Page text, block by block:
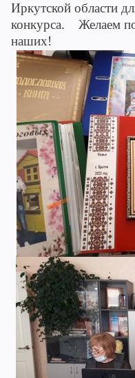
Иркутской области
конкурса.
Желаем
наших!